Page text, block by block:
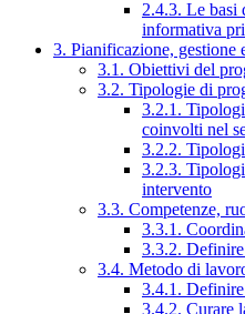
2.4.3. Le basi
informativa
3. Pianificazione, gestione
3.1. Obiettivi del
3.2. Tipologie di
3.2.1.
coinvolti nel
3.2.2.
3.2.3.
intervento
3.3. Competenze,
3.3.1.
3.3.2.
3.4. Metodo di
3.4.1.
3.4.2. Curare